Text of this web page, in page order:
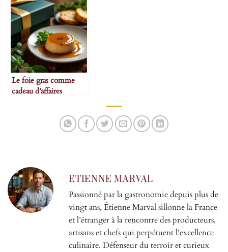
Le foie gras comme
cadeau d’affaires
ETIENNE MARVAL
Passionné par la gastronomie depuis plus de
vingt ans, Étienne Marval sillonne la France
et l’étranger à la rencontre des producteurs,
artisans et chefs qui perpétuent l’excellence
culinaire. Défenseur du terroir et curieux